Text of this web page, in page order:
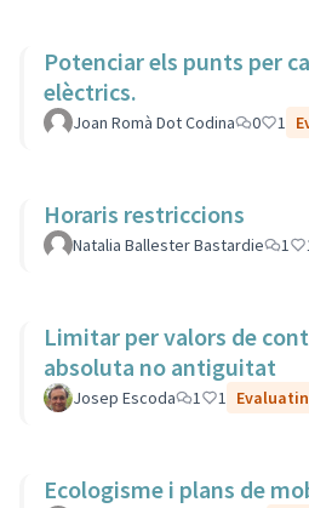
Potenciar els punts per
elèctrics.
Joan Romà Dot Codina 0 1
Horaris restriccions
Natalia Ballester Bastardie 1
Limitar per valors de
absoluta no antiguitat
Josep Escoda 1 1
Ecologisme i plans de